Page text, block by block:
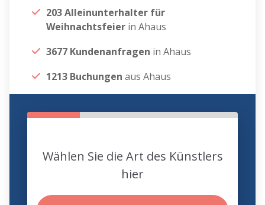
203 Alleinunterhalter für
Weihnachtsfeier in Ahaus
3677 Kundenanfragen in Ahaus
1213 Buchungen aus Ahaus
Wählen Sie die Art des Künstlers
hier